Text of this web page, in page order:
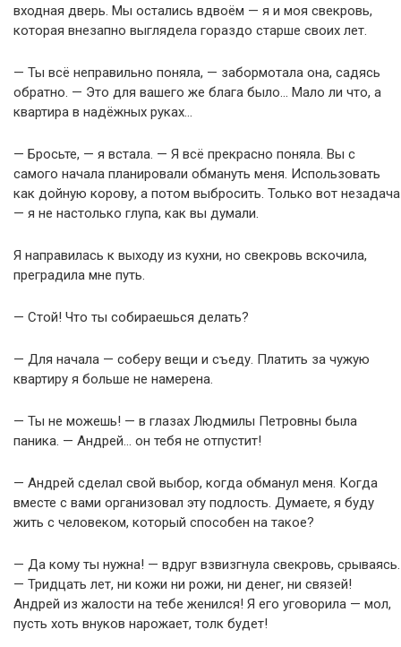
входная дверь. Мы остались вдвоём — я и моя свекровь,
которая внезапно выглядела гораздо старше своих лет.
— Ты всё неправильно поняла, — забормотала она, садясь
обратно. — Это для вашего же блага было… Мало ли что, а
квартира в надёжных руках…
— Бросьте, — я встала. — Я всё прекрасно поняла. Вы с
самого начала планировали обмануть меня. Использовать
как дойную корову, а потом выбросить. Только вот незадача
— я не настолько глупа, как вы думали.
Я направилась к выходу из кухни, но свекровь вскочила,
преградила мне путь.
— Стой! Что ты собираешься делать?
— Для начала — соберу вещи и съеду. Платить за чужую
квартиру я больше не намерена.
— Ты не можешь! — в глазах Людмилы Петровны была
паника. — Андрей… он тебя не отпустит!
— Андрей сделал свой выбор, когда обманул меня. Когда
вместе с вами организовал эту подлость. Думаете, я буду
жить с человеком, который способен на такое?
— Да кому ты нужна! — вдруг взвизгнула свекровь, срываясь.
— Тридцать лет, ни кожи ни рожи, ни денег, ни связей!
Андрей из жалости на тебе женился! Я его уговорила — мол,
пусть хоть внуков нарожает, толк будет!